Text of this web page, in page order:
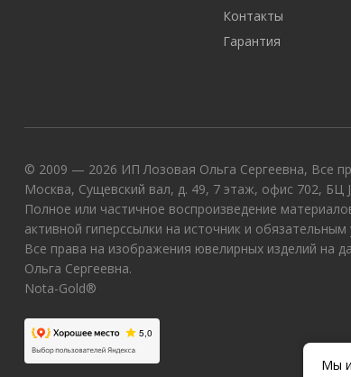
Контакты
Гарантия
© 2009 — 2026 ИП Лозовая Ольга Сергеевна, Все
Москва, Сущевский вал, д. 49, 7 этаж, офис 702, БЦ
Полное или частичное воспроизведение
активной гиперссылки на источник и
Все права на изображения ювелирных изделий на
Ольга Сергеевна.
Nota-Gold®
Мы